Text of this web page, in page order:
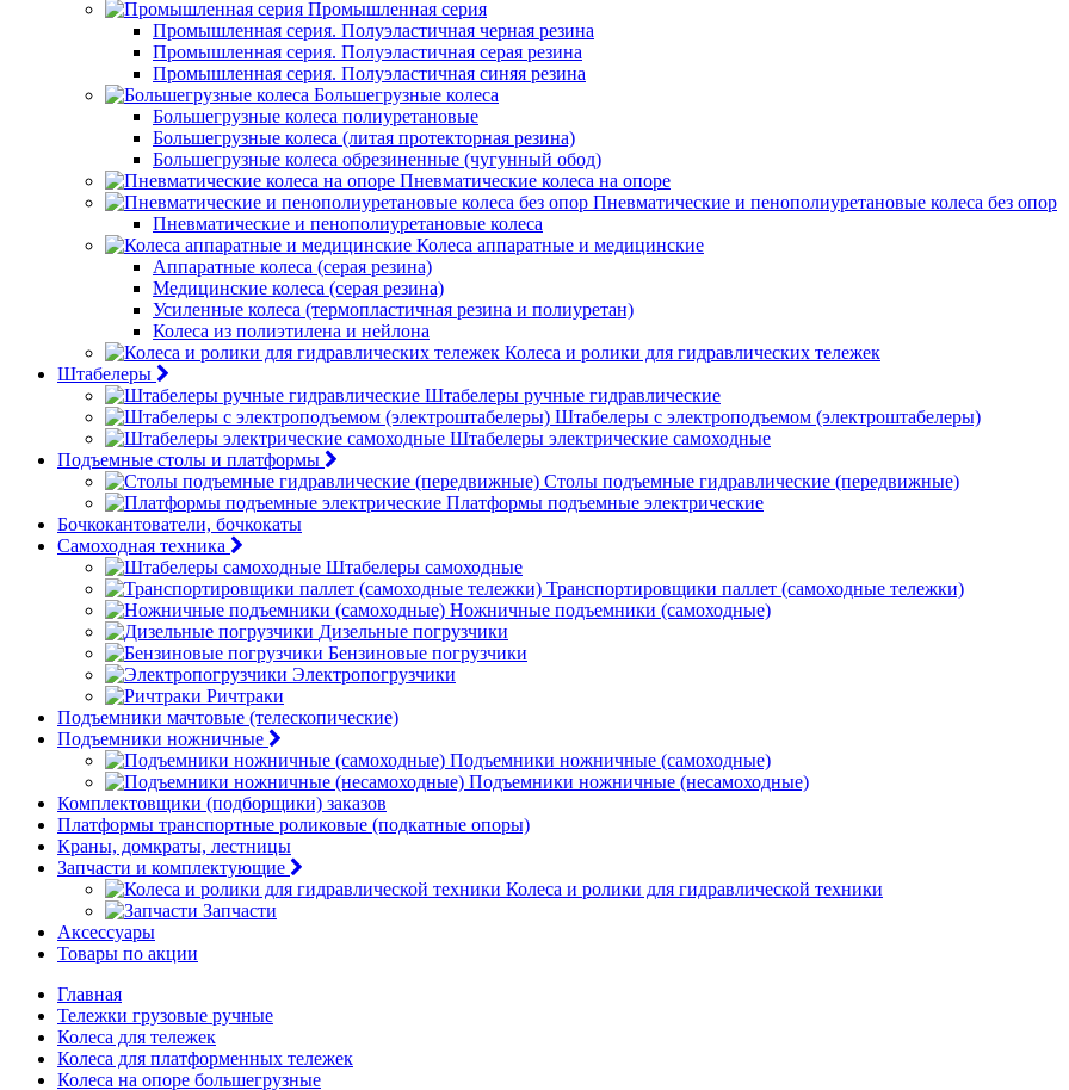
Промышленная серия
Промышленная серия. Полуэластичная черная резина
Промышленная серия. Полуэластичная серая резина
Промышленная серия. Полуэластичная синяя резина
Большегрузные колеса
Большегрузные колеса полиуретановые
Большегрузные колеса (литая протекторная резина)
Большегрузные колеса обрезиненные (чугунный обод)
Пневматические колеса на опоре
Пневматические и пенополиуретановые колеса без опор
Пневматические и пенополиуретановые колеса
Колеса аппаратные и медицинские
Аппаратные колеса (серая резина)
Медицинские колеса (серая резина)
Усиленные колеса (термопластичная резина и полиуретан)
Колеса из полиэтилена и нейлона
Колеса и ролики для гидравлических тележек
Штабелеры
Штабелеры ручные гидравлические
Штабелеры с электроподъемом (электроштабелеры)
Штабелеры электрические самоходные
Подъемные столы и платформы
Столы подъемные гидравлические (передвижные)
Платформы подъемные электрические
Бочкокантователи, бочкокаты
Самоходная техника
Штабелеры самоходные
Транспортировщики паллет (самоходные тележки)
Ножничные подъемники (самоходные)
Дизельные погрузчики
Бензиновые погрузчики
Электропогрузчики
Ричтраки
Подъемники мачтовые (телескопические)
Подъемники ножничные
Подъемники ножничные (самоходные)
Подъемники ножничные (несамоходные)
Комплектовщики (подборщики) заказов
Платформы транспортные роликовые (подкатные опоры)
Краны, домкраты, лестницы
Запчасти и комплектующие
Колеса и ролики для гидравлической техники
Запчасти
Аксессуары
Товары по акции
Главная
Тележки грузовые ручные
Колеса для тележек
Колеса для платформенных тележек
Колеса на опоре большегрузные